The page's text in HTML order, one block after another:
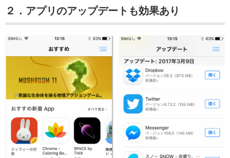
２．アプリのアップデートも効果あり